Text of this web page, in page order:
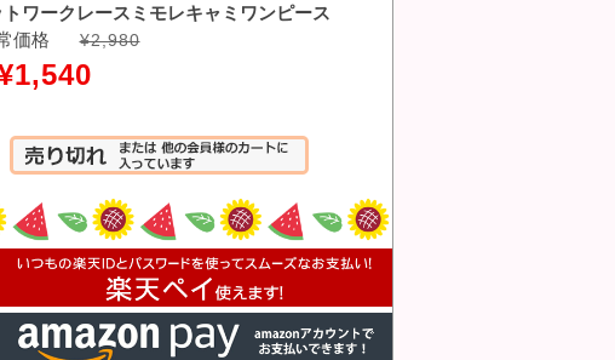
トワークレースミモレキャミワンピース
価格
¥2,980
カートへ入れる